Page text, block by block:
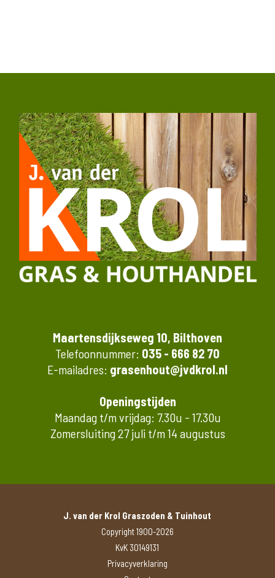
Maartensdijkseweg 10, Bilthoven
Telefoonnummer: 035 - 666 82 70
E-mailadres: grasenhout@jvdkrol.nl
Openingstijden
Maandag t/m vrijdag: 7.30u - 17.30u
Zomersluiting 27 juli t/m 14 augustus
J. van der Krol Graszoden & Tuinhout
Copyright 1900-2026
KvK 30149131
Privacyverklaring